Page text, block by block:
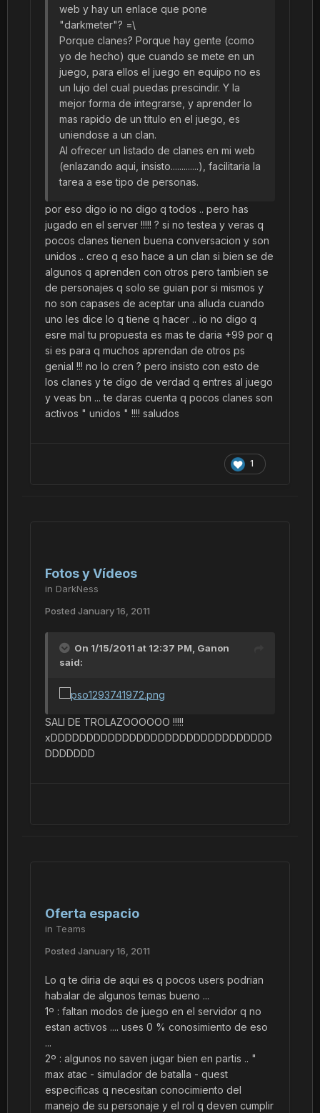
web y hay un enlace que pone
"darkmeter"? =\
Porque clanes? Porque hay gente (como
yo de hecho) que cuando se mete en un
juego, para ellos el juego en equipo no es
un lujo del cual puedas prescindir. Y la
mejor forma de integrarse, y aprender lo
mas rapido de un titulo en el juego, es
uniendose a un clan.
Al ofrecer un listado de clanes en mi web
(enlazando aqui, insisto.............), facilitaria la
tarea a ese tipo de personas.
por eso digo io no digo q todos .. pero has
jugado en el server !!!!! ? si no testea y veras q
pocos clanes tienen buena conversacion y son
unidos .. creo q eso hace a un clan si bien se de
algunos q aprenden con otros pero tambien se
de personajes q solo se guian por si mismos y
no son capases de aceptar una alluda cuando
uno les dice lo q tiene q hacer .. io no digo q
esre mal tu propuesta es mas te daria +99 por q
si es para q muchos aprendan de otros ps
genial !!! no lo cren ? pero insisto con esto de
los clanes y te digo de verdad q entres al juego
y veas bn ... te daras cuenta q pocos clanes son
activos " unidos " !!!! saludos
1
Fotos y Vídeos
in DarkNess
Posted January 16, 2011
On 1/15/2011 at 12:37 PM, Ganon
said:
SALI DE TROLAZOOOOOO !!!!!
xDDDDDDDDDDDDDDDDDDDDDDDDDDDDDDD
DDDDDDD
Oferta espacio
in Teams
Posted January 16, 2011
Lo q te diria de aqui es q pocos users podrian
habalar de algunos temas bueno ...
1º : faltan modos de juego en el servidor q no
estan activos .... uses 0 % conosimiento de eso
...
2º : algunos no saven jugar bien en partis .. "
max atac - simulador de batalla - quest
especificas q necesitan conocimiento del
manejo de su personaje y el rol q deven cumplir